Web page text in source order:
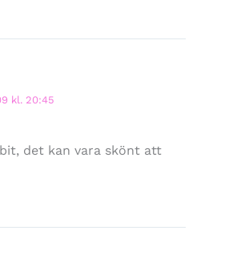
kl. 20:45
det kan vara skönt att